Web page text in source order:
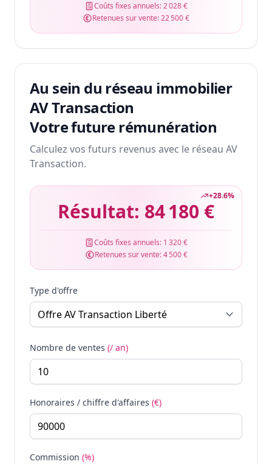
Coûts fixes annuels:2 028 €
Retenues sur vente:22 500 €
Au sein du réseau immobilier
AV Transaction
Votre future rémunération
Calculez vos futurs revenus avec le réseau AV
Transaction.
+28.6%
Résultat: 84 180 €
Coûts fixes annuels: 1 320 €
Retenues sur vente:4 500 €
Type d'offre
Nombre de ventes (/ an)
Honoraires / chiffre d'affaires (€)
Commission (%)